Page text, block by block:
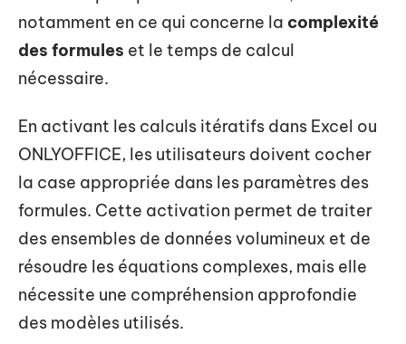
notamment en ce qui concerne la complexité
des formules et le temps de calcul
nécessaire.
En activant les calculs itératifs dans Excel ou
ONLYOFFICE, les utilisateurs doivent cocher
la case appropriée dans les paramètres des
formules. Cette activation permet de traiter
des ensembles de données volumineux et de
résoudre les équations complexes, mais elle
nécessite une compréhension approfondie
des modèles utilisés.